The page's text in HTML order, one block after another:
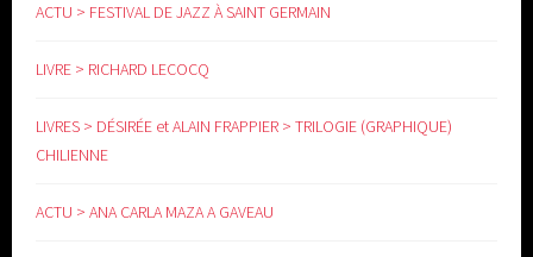
ACTU > FESTIVAL DE JAZZ À SAINT GERMAIN
LIVRE > RICHARD LECOCQ
LIVRES > DÉSIRÉE et ALAIN FRAPPIER > TRILOGIE (GRAPHIQUE)
CHILIENNE
ACTU > ANA CARLA MAZA A GAVEAU